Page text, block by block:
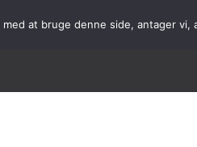
at bruge denne side, antager vi,